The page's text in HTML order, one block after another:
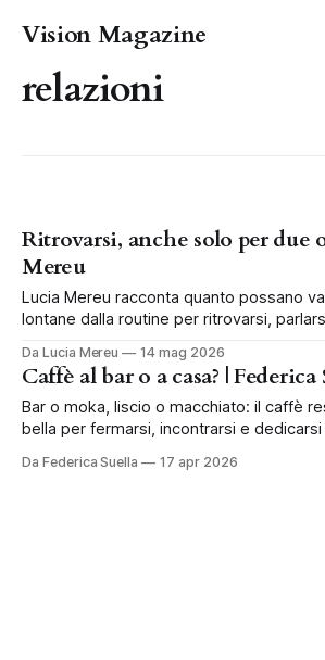
Vision Magazine
relazioni
Ritrovarsi, anche solo per due
Mereu
Lucia Mereu racconta quanto possano
lontane dalla routine per ritrovarsi,
Da Lucia Mereu 14 mag 2026
Caffè al bar o a casa? | Federica
Bar o moka, liscio o macchiato: il caffè
bella per fermarsi, incontrarsi e
Da Federica Suella 17 apr 2026